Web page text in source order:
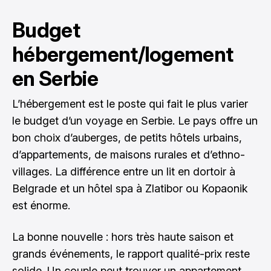
Budget
hébergement/logement
en Serbie
L’hébergement est le poste qui fait le plus varier
le budget d’un voyage en Serbie. Le pays offre un
bon choix d’auberges, de petits hôtels urbains,
d’appartements, de maisons rurales et d’ethno-
villages. La différence entre un lit en dortoir à
Belgrade et un hôtel spa à Zlatibor ou Kopaonik
est énorme.
La bonne nouvelle : hors très haute saison et
grands événements, le rapport qualité-prix reste